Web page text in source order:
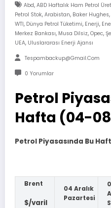
Abd, ABD Haftalık Ham Petrol
Petrol Stok, Arabistan, Baker Hughes,
WTI, Dünya Petrol Tüketimi, Enerji,
Merkez Bankası, Musa Dilsiz, Opec,
UEA, Uluslararası Enerji Ajansı
Tespambackup@gmail.com
0 Yorumlar
Petrol
Hafta (04-08
Petrol Piyasasında Bu
Brent
$/varil
04 Aralık
Pazartesi